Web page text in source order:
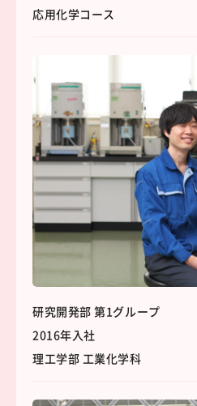
応用化学コース
研究開発部 第1グループ
2016年入社
理工学部 工業化学科